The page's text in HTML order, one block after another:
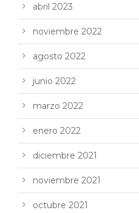
abril 2023
noviembre 2022
agosto 2022
junio 2022
marzo 2022
enero 2022
diciembre 2021
noviembre 2021
octubre 2021